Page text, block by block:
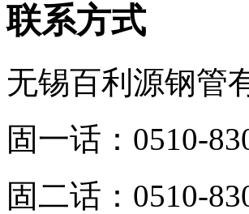
联系方式
无锡百利源钢管
固一话：0510-
固二话：0510-